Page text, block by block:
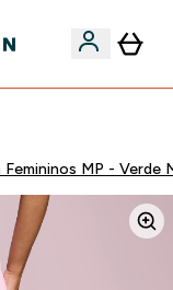
Femininos MP - Verde